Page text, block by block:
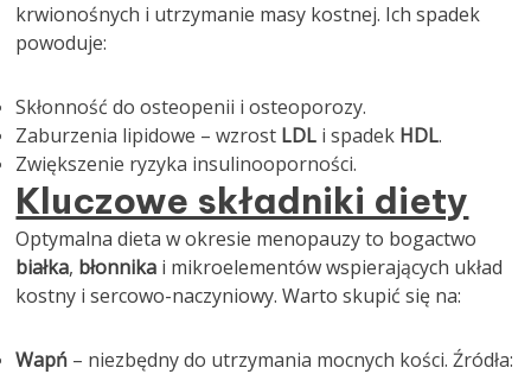
krwionośnych i utrzymanie masy kostnej. Ich spadek
powoduje:
Skłonność do osteopenii i osteoporozy.
Zaburzenia lipidowe – wzrost LDL i spadek HDL.
Zwiększenie ryzyka insulinooporności.
Kluczowe składniki diety
Optymalna dieta w okresie menopauzy to bogactwo
białka, błonnika i mikroelementów wspierających układ
kostny i sercowo-naczyniowy. Warto skupić się na:
Wapń – niezbędny do utrzymania mocnych kości. Źródła: